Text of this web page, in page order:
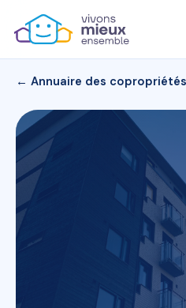
← Annuaire des copropriétés